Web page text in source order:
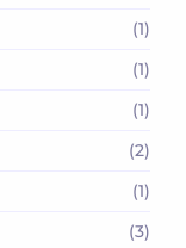
(1)
(1)
(1)
(2)
(1)
(3)